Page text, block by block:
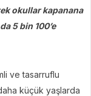
okullar kapanana
5 bin 100’e
ve tasarruflu
küçük yaşlarda